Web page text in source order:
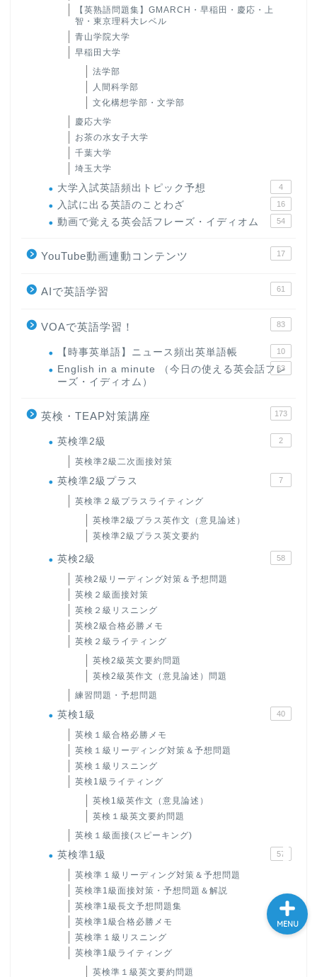
【英熟語問題集】GMARCH・早稲田・慶応・上
智・東京理科大レベル
青山学院大学
早稲田大学
法学部
人間科学部
文化構想学部・文学部
慶応大学
お茶の水女子大学
千葉大学
埼玉大学
大学入試英語頻出トピック予想 4
入試に出る英語のことわざ 16
動画で覚える英会話フレーズ・イディオム 54
YouTube動画連動コンテンツ 17
AIで英語学習 61
VOAで英語学習！ 83
【時事英単語】ニュース頻出英単語帳 10
English in a minute （今日の使える英会話フレ
ーズ・イディオム）
63
英検・TEAP対策講座 173
英検準2級 2
英検準2級二次面接対策
英検準2級プラス 7
英検準２級プラスライティング
英検準2級プラス英作文（意見論述）
英検準2級プラス英文要約
英検2級 58
英検2級リーディング対策＆予想問題
英検２級面接対策
英検２級リスニング
英検2級合格必勝メモ
英検２級ライティング
英検2級英文要約問題
英検2級英作文（意見論述）問題
練習問題・予想問題
英検1級 40
英検１級合格必勝メモ
英検１級リーディング対策＆予想問題
英検１級リスニング
英検1級ライティング
英検1級英作文（意見論述）
英検１級英文要約問題
英検１級面接(スピーキング)
英検準1級 57
英検準１級リーディング対策＆予想問題
英検準1級面接対策・予想問題＆解説
英検準1級長文予想問題集
英検準1級合格必勝メモ
英検準１級リスニング
英検準1級ライティング
英検準１級英文要約問題
MENU
原田高志の”ほぼ日刊”英語
学習＆大学入試英語コラム
“シン”・英会話スピード表
大学入試英語対策講座
い英語＆素敵な英文フレー